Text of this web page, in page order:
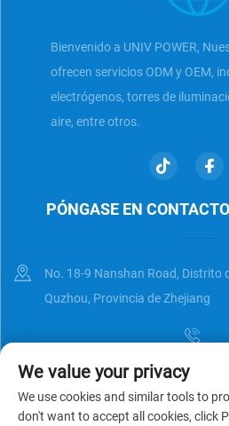
Bienvenido a UNIV POWER,
ofrecen servicios ODM y OEM,
electrógenos, torres de
aire, entre otros.
PÓNGASE EN
No. 18-9 Nanshan Road, Distrito
Quzhou, Provincia de Zhejiang
[email
We value your privacy
We use cookies and similar tools to
don't want to accept all cookies, click